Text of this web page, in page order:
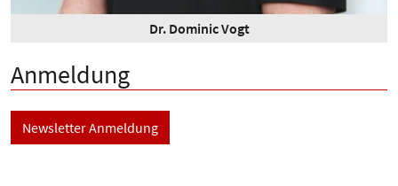
Dr. Dominic Vogt
Anmeldung
Newsletter Anmeldung